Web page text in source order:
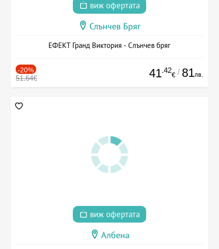
виж офертата
Слънчев Бряг
ЕФЕКТ Гранд Виктория - Слънчев бряг
-20%
51.64€ 41.42
€ / 81лв.
виж офертата
Албена